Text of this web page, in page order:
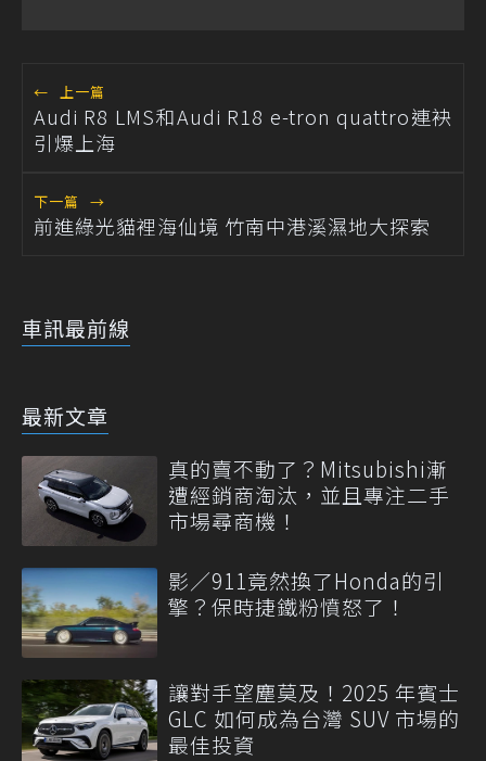
← 上一篇
Audi R8 LMS和Audi R18 e-tron quattro連袂
引爆上海
下一篇 →
前進綠光貓裡海仙境 竹南中港溪濕地大探索
車訊最前線
最新文章
真的賣不動了？Mitsubishi漸
遭經銷商淘汰，並且專注二手
市場尋商機！
影／911竟然換了Honda的引
擎？保時捷鐵粉憤怒了！
讓對手望塵莫及！2025 年賓士
GLC 如何成為台灣 SUV 市場的
最佳投資